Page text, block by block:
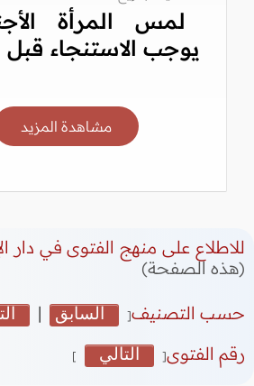
لمس المرأة
يوجب الاستنجاء قبل
مشاهدة المزيد
للاطلاع على منهج الفتوى في دار
(هذه الصفحة)
حسب التصنيف[ السابق |
رقم الفتوى[ التالي ]